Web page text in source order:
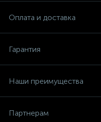
Оплата и доставка
Гарантия
Наши преимущества
Партнерам